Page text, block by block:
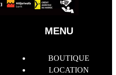
MENU
BOUTIQUE
LOCATION